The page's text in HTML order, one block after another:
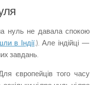
нуль не давала спокою
в Індії.). Але індійці —
завдань.
європейців того часу